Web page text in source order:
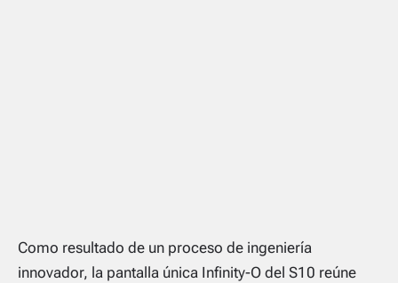
Como resultado de un proceso de ingeniería
innovador, la pantalla única Infinity-O del S10 reúne